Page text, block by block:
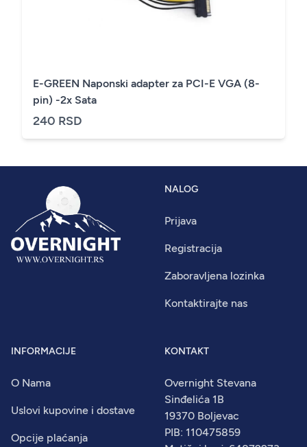
E-GREEN Naponski adapter za PCI-E VGA (8-
pin) -2x Sata
240 RSD
NALOG
Prijava
Registracija
Zaboravljena lozinka
Kontaktirajte nas
INFORMACIJE
O Nama
Uslovi kupovine i dostave
Opcije plaćanja
KONTAKT
Overnight Stevana
Sinđelića 1B
19370 Boljevac
PIB: 110475859